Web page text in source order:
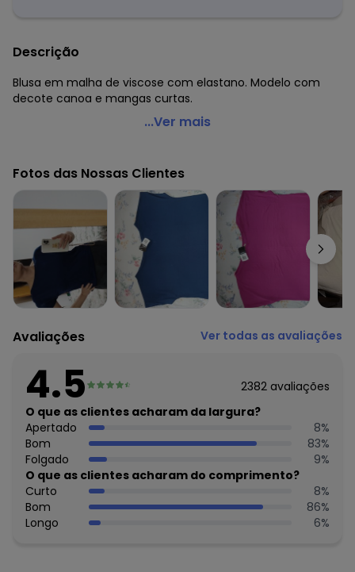
Descrição
Blusa em malha de viscose com elastano. Modelo com
decote canoa e mangas curtas.
Quintess - Blusa com Mangas Curtas Fucsia
Modelagem: Solto
Comprimento da manga: Curta
Decote frente: Canoa
Tecido: Malha
Composição: 96% viscose 4% elastano
Histórico de preços
O preço apresentado abaixo é o menor oferecido em
algum dia do mês, para o menor tamanho disponível.
julho/2026 R$ 29,99
junho/2026 R$ 29,99
abril/2026 R$ 49,99
março/2026 R$ 49,99
fevereiro/2026
...Ver mais
Fotos das Nossas Clientes
Avaliações Ver todas as avaliações
4.5 2382 avaliações
O que as clientes acharam da largura?
Apertado
8%
Bom
83%
Folgado
9%
O que as clientes acharam do comprimento?
Curto
8%
Bom
86%
Longo
6%